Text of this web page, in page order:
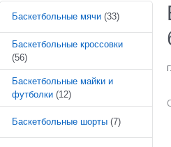
Баскетбольные мячи (33)
Баскетбольные кроссовки
(56)
Баскетбольные майки и
футболки (12)
Баскетбольные шорты (7)